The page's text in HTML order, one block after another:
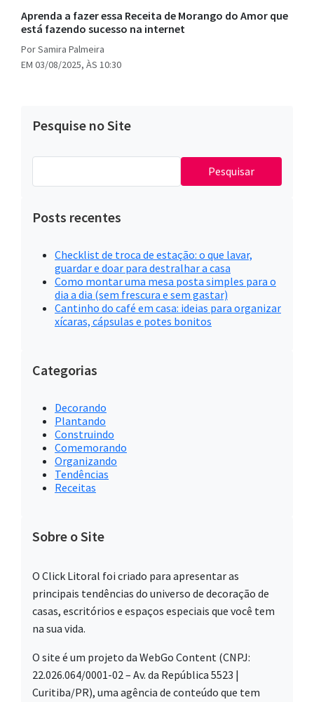
Aprenda a fazer essa Receita de Morango do Amor que
está fazendo sucesso na internet
Por Samira Palmeira
EM 03/08/2025, ÀS 10:30
Pesquise no Site
Posts recentes
Checklist de troca de estação: o que lavar,
guardar e doar para destralhar a casa
Como montar uma mesa posta simples para o
dia a dia (sem frescura e sem gastar)
Cantinho do café em casa: ideias para organizar
xícaras, cápsulas e potes bonitos
Categorias
Decorando
Plantando
Construindo
Comemorando
Organizando
Tendências
Receitas
Sobre o Site
O Click Litoral foi criado para apresentar as
principais tendências do universo de decoração de
casas, escritórios e espaços especiais que você tem
na sua vida.
O site é um projeto da WebGo Content (CNPJ:
22.026.064/0001-02 – Av. da República 5523 |
Curitiba/PR), uma agência de conteúdo que tem